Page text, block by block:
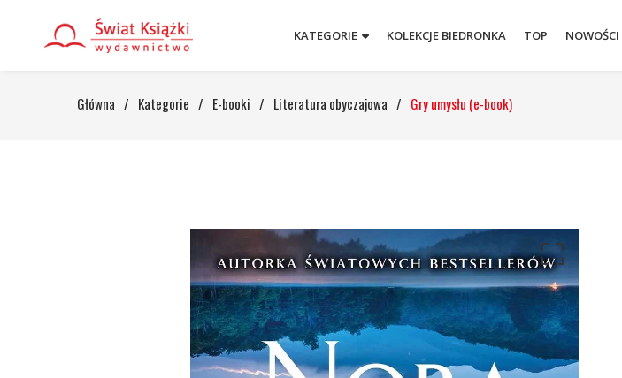
KATEGORIE KOLEKCJE BIEDRONKA TOP NOWOŚCI
Główna / Kategorie / E-booki / Literatura obyczajowa / Gry umysłu (e-book)